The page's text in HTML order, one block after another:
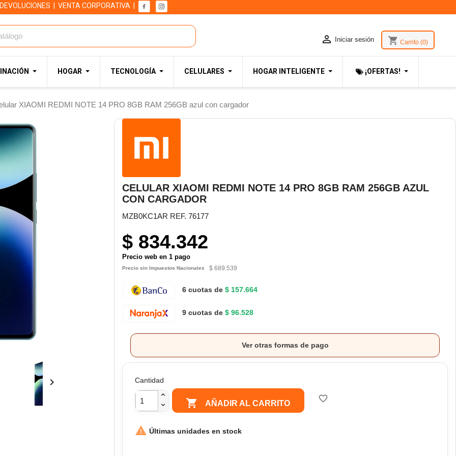
VENTA CORPORATIVA
 Iniciar sesión shopping_cart Carrito (0)
HOGAR TECNOLOGÍA CELULARES HOGAR INTELIGENTE ¡OFERTAS!
XIAOMI REDMI NOTE 14 PRO 8GB RAM 256GB azul con cargador

CELULAR XIAOMI REDMI NOTE 14 PRO 8GB RAM 256GB AZUL
CON CARGADOR
MZB0KC1AR REF. 76177
$ 834.342
Precio web en 1 pago
Precio sin Impuestos Nacionales $ 689.539
6 cuotas de $ 157.664
9 cuotas de $ 96.528
Ver otras formas de pago
Cantidad
 AÑADIR AL CARRITO favorite_border
 Últimas unidades en stock